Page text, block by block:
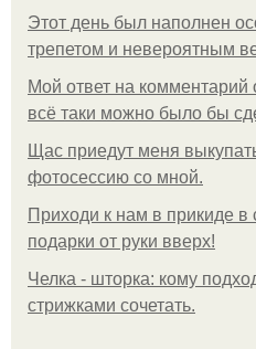
Этот день был наполнен
трепетом и невероятным
Мой ответ на комментарий
всё таки можно было бы
Щас приедут меня
фотосессию со мной.
Приходи к нам в прикиде в
подарки от руки вверх!
Челка - шторка: кому
стрижками сочетать.